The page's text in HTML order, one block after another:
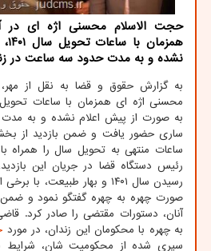
نشده و به مدت حدود سه ساعت در
به گزارش حقوق و قضا به نقل از
به صورت از پیش اعلام نشده و به
ساری حضور یافت و ضمن بازدید از
ساعات منتهی به تحویل سال را همراه با
رئیس دستگاه قضا در جریان این
رسیدن سال ۱۴۰۱ و بهار
صورت چهره به چهره گفتگو نمود و
آنان، دستورات مقتضی را صادر کرد.
به چهره با محکومان این زندان، در مورد
سپری شده از محکومیت شان، شرایط